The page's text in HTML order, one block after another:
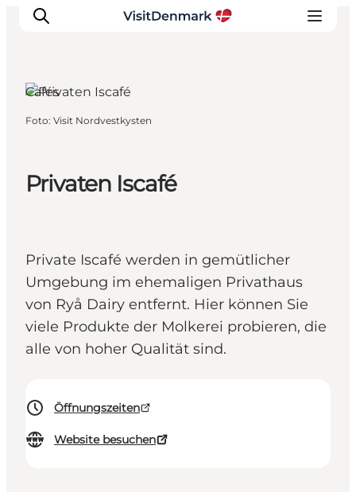
Erlebnisse
Privaten Iscafé
Private Iscafé werden in gemütlicher
Umgebung im ehemaligen Privathaus
von Ryå Dairy entfernt. Hier können Sie
viele Produkte der Molkerei probieren, die
alle von hoher Qualität sind.
Öffnungszeiten
Website besuchen
Cafés
Foto: Visit Nordvestkysten